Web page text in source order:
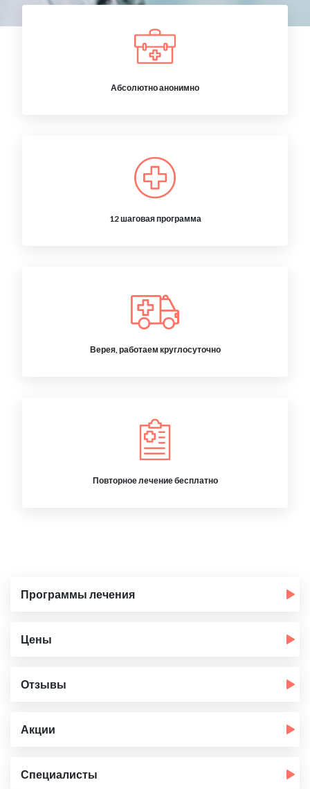
Абсолютно анонимно
12 шаговая программа
Верея, работаем круглосуточно
Повторное лечение бесплатно
Программы лечения
Цены
Отзывы
Акции
Специалисты